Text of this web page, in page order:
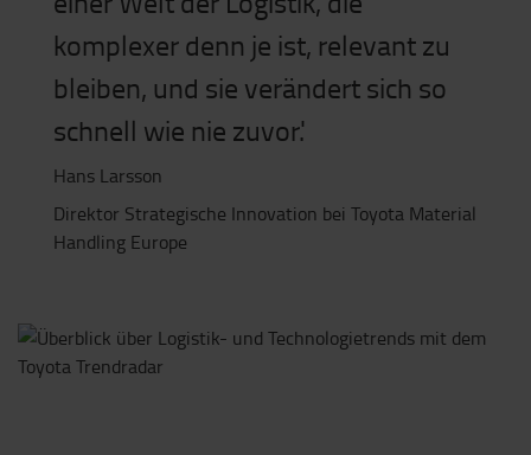
komplexer denn je ist, relevant zu
bleiben, und sie verändert sich so
schnell wie nie zuvor.'
Hans Larsson
Direktor Strategische Innovation bei Toyota Material
Handling Europe